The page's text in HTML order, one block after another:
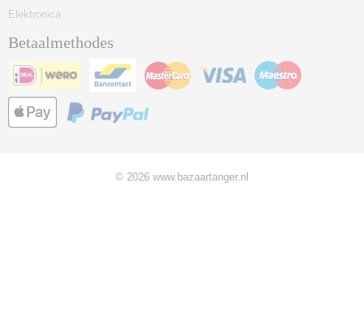
Elektronica
Betaalmethodes
© 2026 www.bazaartanger.nl